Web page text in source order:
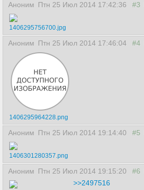
Аноним Птн 25 Июл 2014 17:42:36 #3
1406295756700.jpg
Аноним Птн 25 Июл 2014 17:46:04 #4
1406295964228.png
Аноним Птн 25 Июл 2014 19:14:40 #5
1406301280357.png
Аноним Птн 25 Июл 2014 19:15:20 #6
>>2497516